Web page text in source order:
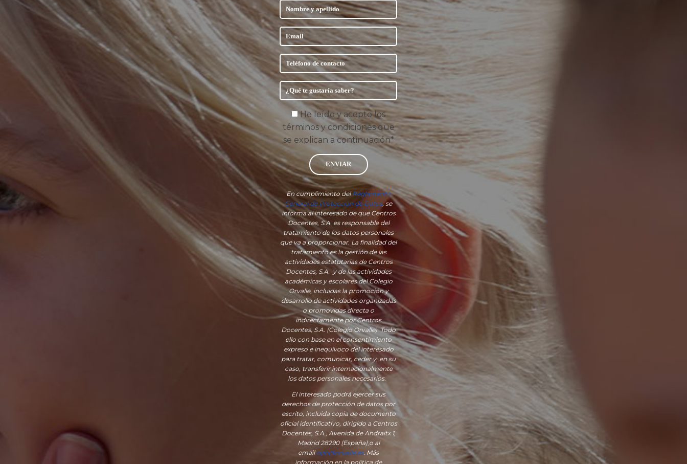
He leído y acepto los
términos y condiciones que
se explican a continuación*
ENVIAR
En cumplimiento delReglamento
General de Protección de Datos, se
informa al interesado de que Centros
Docentes, S.A. es responsable del
tratamiento de los datos personales
que va a proporcionar. La finalidad del
tratamiento es la gestión de las
actividades estatutarias de Centros
Docentes, S.A. y de las actividades
académicas y escolares del Colegio
Orvalle, incluidas la promoción y
desarrollo de actividades organizadas
o promovidas directa o
indirectamente por Centros
Docentes, S.A. (Colegio Orvalle). Todo
ello con base en el consentimiento
expreso e inequívoco del interesado
para tratar, comunicar, ceder y, en su
caso, transferir internacionalmente
los datos personales necesarios.
El interesado podrá ejercer sus
derechos de protección de datos por
escrito, incluida copia de documento
oficial identificativo, dirigido a Centros
Docentes, S.A., Avenida de Andraitx 1,
Madrid 28290 (España),o al
emaildpo@orvalle.es. Más
información en la política de